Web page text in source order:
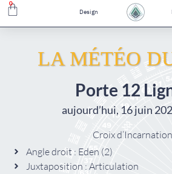
0
Design
LA MÉTÉO
Porte 12
aujourd’hui, 16 juin
Croix
Angle droit : Eden (2)
Juxtaposition : Articulation